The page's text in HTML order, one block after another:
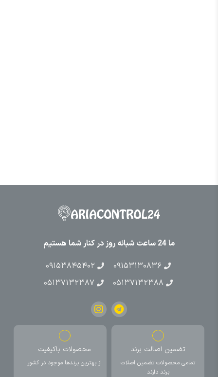
ما 24 ساعت شبانه روز در کنار شما هستیم
۰۹۱۵۳۱۳۰۸۳۶
۰۹۱۵۳۸۴۵۴۰۲
۰۵۱۳۷۱۳۲۳۸۸
۰۵۱۳۷۱۳۲۳۸۷
تضمین اصالت برند
تمامی محصولات تضمین اصلات
برند دارند
محصولات باکیفیت
از بهترین برندها موجود در کشور